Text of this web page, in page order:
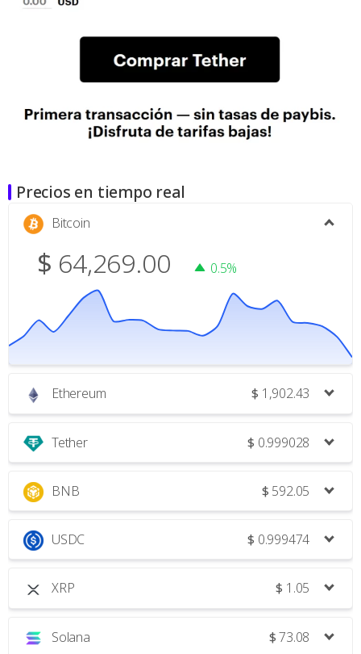
Precios en tiempo real
Bitcoin
$ 64,269.00 0.5%
Ethereum $ 1,902.43
Tether $ 0.999028
BNB $ 592.05
USDC $ 0.999474
XRP $ 1.05
Solana $73.08